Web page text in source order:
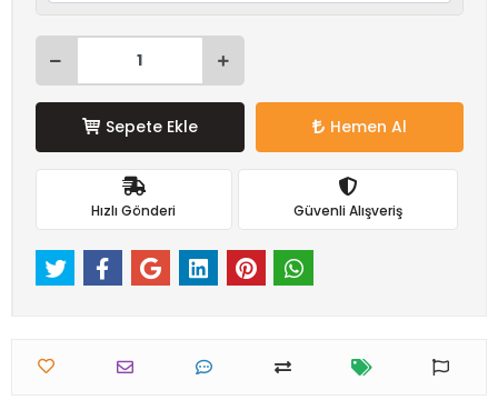
Sepete Ekle Hemen Al
Hızlı Gönderi Güvenli Alışveriş